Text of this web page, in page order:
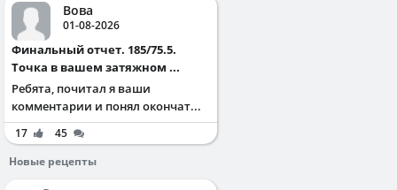
Вова
01-08-2026
Финальный отчет. 185/75.5.
Точка в вашем затяжном ...
Ребята, почитал я ваши
комментарии и понял окончат...
17
45
Новые рецепты